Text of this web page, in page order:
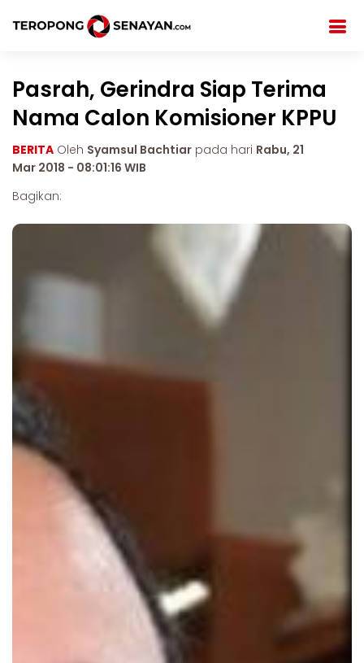
Pasrah, Gerindra Siap Terima
Nama Calon Komisioner KPPU
BERITA Oleh Syamsul Bachtiar pada hari Rabu, 21
Mar 2018 - 08:01:16 WIB
Bagikan: